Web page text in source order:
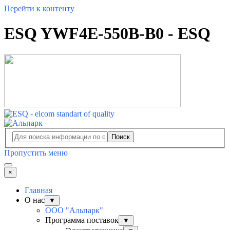
Перейти к контенту
ESQ YWF4E-550B-B0 - ESQ
Поиск
Пропустить меню
×
Главная
О нас
▼
ООО "Альпарк"
Программа поставок
▼